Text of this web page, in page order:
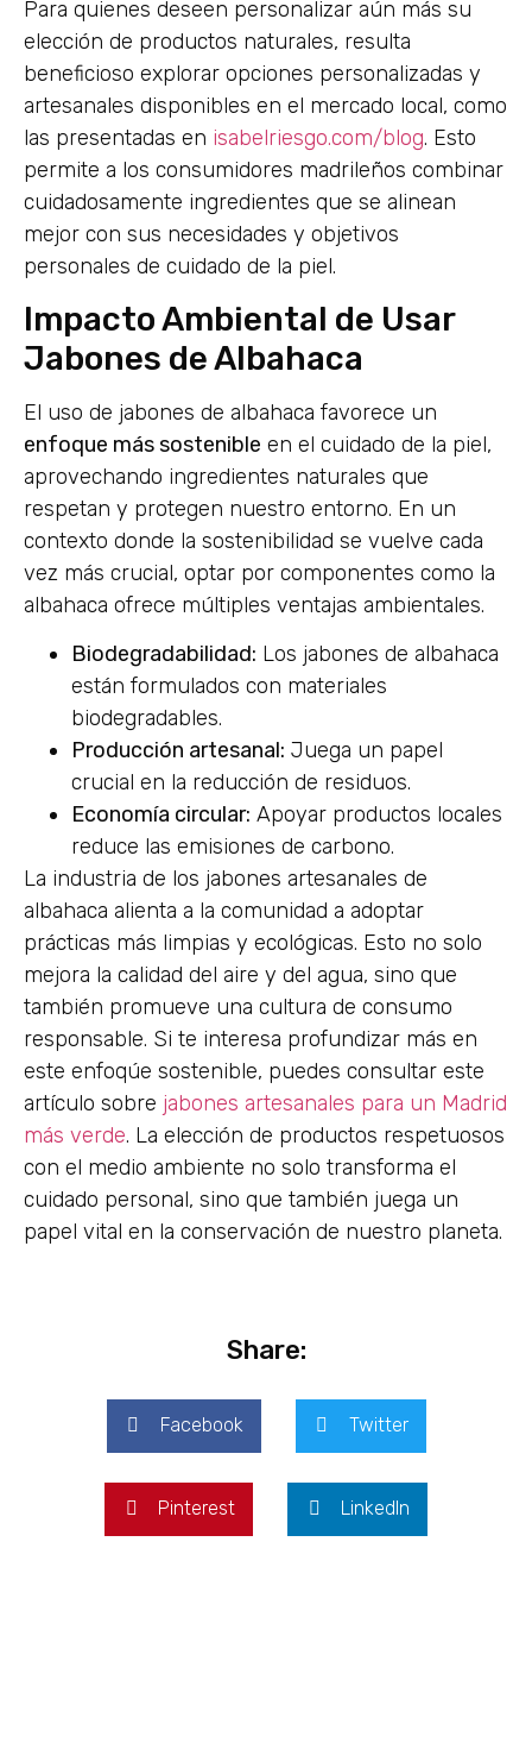
Para quienes deseen personalizar aún más su
elección de productos naturales, resulta
beneficioso explorar opciones personalizadas y
artesanales disponibles en el mercado local, como
las presentadas en isabelriesgo.com/blog. Esto
permite a los consumidores madrileños combinar
cuidadosamente ingredientes que se alinean
mejor con sus necesidades y objetivos
personales de cuidado de la piel.
Impacto Ambiental de Usar
Jabones de Albahaca
El uso de jabones de albahaca favorece un
enfoque más sostenible en el cuidado de la piel,
aprovechando ingredientes naturales que
respetan y protegen nuestro entorno. En un
contexto donde la sostenibilidad se vuelve cada
vez más crucial, optar por componentes como la
albahaca ofrece múltiples ventajas ambientales.
Biodegradabilidad: Los jabones de albahaca
están formulados con materiales
biodegradables.
Producción artesanal: Juega un papel
crucial en la reducción de residuos.
Economía circular: Apoyar productos locales
reduce las emisiones de carbono.
La industria de los jabones artesanales de
albahaca alienta a la comunidad a adoptar
prácticas más limpias y ecológicas. Esto no solo
mejora la calidad del aire y del agua, sino que
también promueve una cultura de consumo
responsable. Si te interesa profundizar más en
este enfoqúe sostenible, puedes consultar este
artículo sobre jabones artesanales para un Madrid
más verde. La elección de productos respetuosos
con el medio ambiente no solo transforma el
cuidado personal, sino que también juega un
papel vital en la conservación de nuestro planeta.
Share:
Facebook Twitter
Pinterest LinkedIn